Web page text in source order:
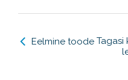
Eelmine toode Tagasi